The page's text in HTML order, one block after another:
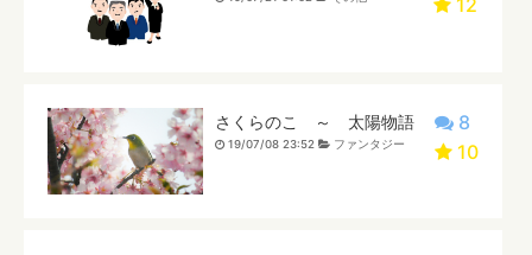
12
8
10
さくらのこ ～ 太陽物語
19/07/08 23:52 ファンタジー